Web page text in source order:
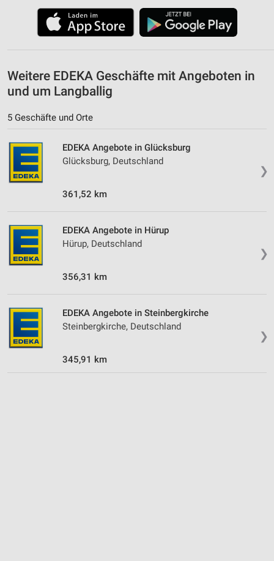
Weitere EDEKA Geschäfte mit Angeboten in
und um Langballig
5 Geschäfte und Orte
❯
EDEKA Angebote in Glücksburg
Glücksburg, Deutschland
361,52 km
❯
EDEKA Angebote in Hürup
Hürup, Deutschland
356,31 km
❯
EDEKA Angebote in Steinbergkirche
Steinbergkirche, Deutschland
345,91 km
Erstellung von Profilen für personalisierte
Werbung
personalisierter Werbung
Erstellung von Profilen zur Personalisierung
personalisierter Inhalte
Messung der Werbeleistung
Messung der Performance von Inhalten
Kombinationen von Daten aus verschiedenen
Quellen
Entwicklung und Verbesserung der Angebote
IAB-Besonderheiten:
Verwendung genauer Standortdaten
Geräte anhand von aktiv angeforderten